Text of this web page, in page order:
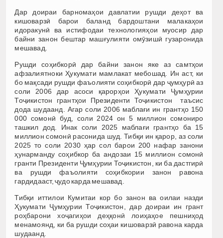
Дар доираи барномаҳои давлатии рушди деҳот ва
кишоварзӣ барои баланд бардоштани малакаҳои
идоракунӣ ва истифодаи технологияҳои муосир дар
байни занон бештар машғулияти омӯзишӣ гузаронида
мешавад.
Рушди соҳибкорӣ дар байни занон яке аз самтҳои
афзалиятноки Ҳукумати мамлакат мебошад. Ин аст, ки
бо мақсади рушди фаъолияти соҳибкорӣ дар ҷумҳурӣ аз
соли 2006 дар асоси қарорҳои Ҳукумати Ҷумҳурии
Тоҷикистон грантҳои Президенти Тоҷикистон таъсис
дода шудаанд. Агар соли 2006 маблағи ин грантҳо 150
000 сомонӣ буд, соли 2024 он 5 миллион сомониро
ташкил дод. Инак соли 2025 маблағи грантҳо ба 15
миллион сомонӣ расонида шуд. Тибқи ин қарор, аз соли
2025 то соли 2030 ҳар сол барои 200 нафар занони
ҳунарманду соҳибкор ба андозаи 15 миллион сомонӣ
гранти Президенти Ҷумҳурии Тоҷикистон, ки ба дастгирӣ
ва рушди фаъолияти соҳибкории занон равона
гардидааст, ҷудо карда мешавад.
Тибқи иттилои Кумитаи кор бо занон ва оилаи назди
Ҳукумати Ҷумҳурии Тоҷикистон, дар доираи ин грант
роҳбарони хоҷагиҳои деҳқонӣ лоиҳаҳое пешниҳод
менамоянд, ки ба рушди соҳаи кишоварзӣ равона карда
шудаанд.